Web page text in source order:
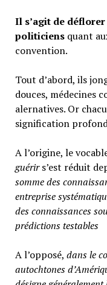
Il s’agit de
politiciensquant
convention.
Tout d’abord, ils
douces, médecines
alernatives. Or
signification
A l’origine, le
guérirs’est réduit
somme des
entreprise
des connaissances
prédictions testables
A l’opposé, dans le
autochtones